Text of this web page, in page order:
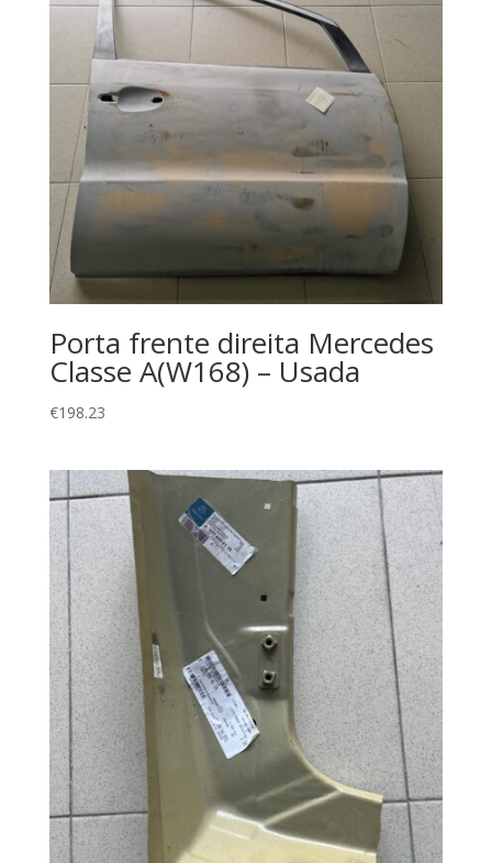
Porta frente direita Mercedes
Classe A(W168) – Usada
€198.23